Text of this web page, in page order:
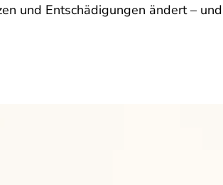
und Entschädigungen ändert –